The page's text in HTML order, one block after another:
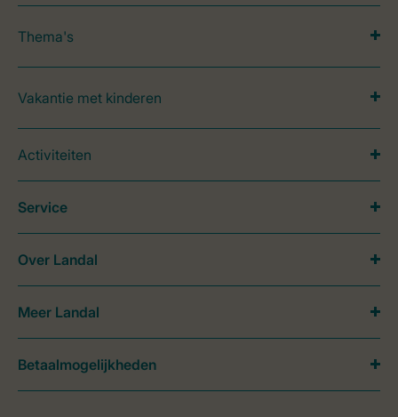
Thema's
Vakantie met kinderen
Activiteiten
Service
Over Landal
Meer Landal
Betaalmogelijkheden